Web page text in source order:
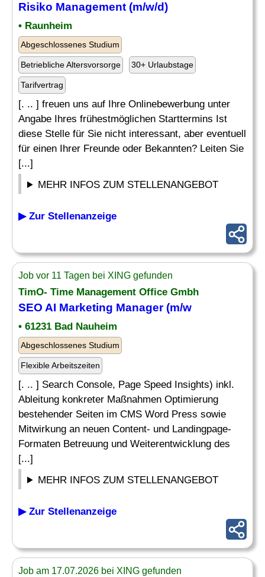
Risiko Management (m/w/d)
• Raunheim
Abgeschlossenes Studium
Betriebliche Altersvorsorge 30+ Urlaubstage
Tarifvertrag
[. .. ] freuen uns auf Ihre Onlinebewerbung unter
Angabe Ihres frühestmöglichen Starttermins Ist
diese Stelle für Sie nicht interessant, aber eventuell
für einen Ihrer Freunde oder Bekannten? Leiten Sie
[...]
MEHR INFOS ZUM STELLENANGEBOT
▶ Zur Stellenanzeige
Job vor 11 Tagen bei XING gefunden
TimO- Time Management Office Gmbh
SEO AI Marketing Manager (m/w
• 61231 Bad Nauheim
Abgeschlossenes Studium
Flexible Arbeitszeiten
[. .. ] Search Console, Page Speed Insights) inkl.
Ableitung konkreter Maßnahmen Optimierung
bestehender Seiten im CMS Word Press sowie
Mitwirkung an neuen Content- und Landingpage-
Formaten Betreuung und Weiterentwicklung des
[...]
MEHR INFOS ZUM STELLENANGEBOT
▶ Zur Stellenanzeige
Job am 17.07.2026 bei XING gefunden